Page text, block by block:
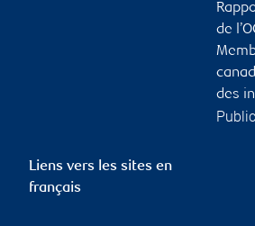
de
des
Liens vers les sites en
français